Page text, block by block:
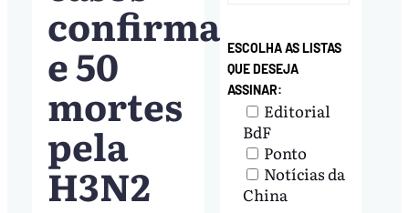
confirmados
e 50
mortes
pela
H3N2
ESCOLHA AS LISTAS
QUE DESEJA
ASSINAR:
Editorial
BdF
Ponto
Notícias da
China